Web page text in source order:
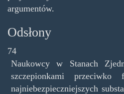
argumentów.
Odsłony
74
Naukowcy w Stanach
szczepionkami
najniebezpieczniejszych